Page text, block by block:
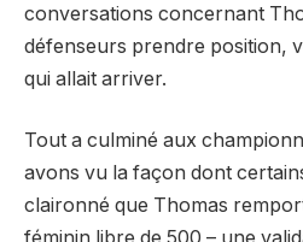
conversations concernant
défenseurs prendre position,
qui allait arriver.
Tout a culminé aux
avons vu la façon dont
claironné que Thomas